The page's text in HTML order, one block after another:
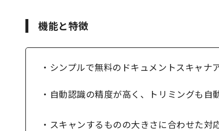
機能と特徴
・シンプルで無料のドキュメントスキャナ
・自動認識の精度が高く、トリミングも自
・スキャンするものの大きさに合わせた対